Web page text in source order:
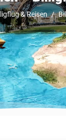
& Reisen